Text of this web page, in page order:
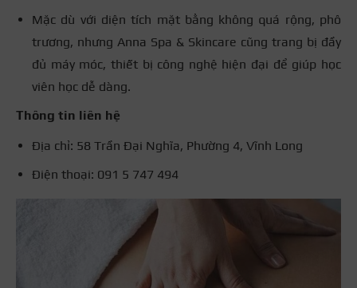
Mặc dù với diện tích mặt bằng không quá rộng, phô
trương, nhưng Anna Spa & Skincare cũng trang bị đầy
đủ máy móc, thiết bị công nghệ hiện đại để giúp học
viên học dễ dàng.
Thông tin liên hệ
Địa chỉ: 58 Trần Đại Nghĩa, Phường 4, Vĩnh Long
Điện thoại: 091 5 747 494